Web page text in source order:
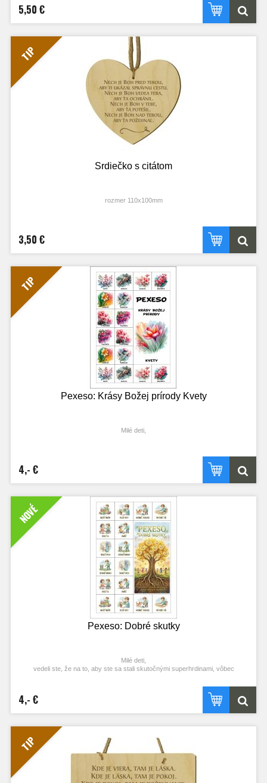
5,50 €
TIP
Srdiečko s citátom
rozmer 110x100mm
3,50 €
TIP
Pexeso: Krásy Božej prírody Kvety
Milé deti,
Predstavte si, že Boh stvoril tento svet aj ako záhradu plnú nádherných kvetov.
Pexeso o kvetoch vás zavedie do Božej záhrady plnej prekvapení, kde sa
ľalie, jemné orchidey alebo pestrofarebné gerbery. Každý z týchto kvetov je
malým zázrakom, ktorý nás učí vnímať a oceniť krásu sveta okolo nás.
Vitajte teda v Božej záhrade, kde sa krása prírody snúbi s pokojom a harmóniou.
Táto špeciálna edícia pexesa vám prinesie zázraky kvitnúcich rastlín, ktoré
rozveselia vašu myseľ a dušu.
Prajeme vám veľa radosti pri tejto hre.
4,- €
NOVÉ
Pexeso: Dobré skutky
Milé deti,
vedeli ste, že na to, aby ste sa stali skutočnými superhrdinami, vôbec
sila sa totiž ukrýva priamo vo vašom vnútri – je ňou vaše dobré srdce a ochota
pomáhať iným. Toto pexeso nie je len obyčajná hra na hľadanie rovnakých
obrázkov, ale je to vaša tajná príručka pre každodenné hrdinstvá. Na kartičkách
stačí len podržať dvere, milo pozdraviť, podeliť sa o hračku alebo poliať smädný
Možno sa vám to zdajú byť len maličkosti, no práve tieto malé činy robia náš
svet oveľa krajším a lepším miestom pre život. Pri otáčaní kartičiek si nielen
precvičíte svoju pamäť, ale zároveň získate skvelé nápady na to, čo dobré
môžete urobiť ešte dnes. Skúste si dať záväzok, že sa stanete majstrami nielen
v zbieraní dvojíc, ale aj v rozdávaní radosti vo svojom okolí. Nezabúdajte, že
4,- €
TIP